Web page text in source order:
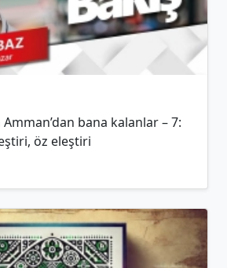
bana kalanlar – 7:
öz eleştiri